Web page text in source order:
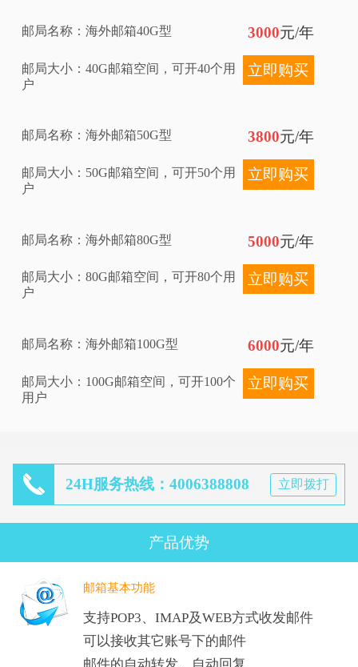
邮局名称：海外邮箱40G型
邮局大小：40G邮箱空间，可开40个用
户
3000元/年
立即购买
邮局名称：海外邮箱50G型
邮局大小：50G邮箱空间，可开50个用
户
3800元/年
立即购买
邮局名称：海外邮箱80G型
邮局大小：80G邮箱空间，可开80个用
户
5000元/年
立即购买
邮局名称：海外邮箱100G型
邮局大小：100G邮箱空间，可开100个
用户
6000元/年
立即购买
24H服务热线：4006388808 立即拨打
产品优势
邮箱基本功能
支持POP3、IMAP及WEB方式收发邮件
可以接收其它账号下的邮件